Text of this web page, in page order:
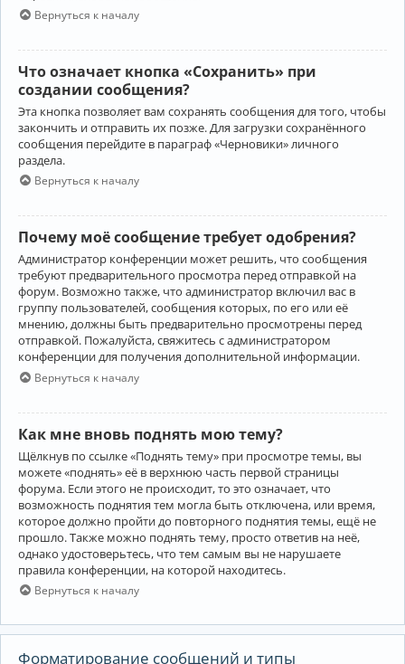
Вернуться к началу
Что означает кнопка «Сохранить» при
создании сообщения?
Эта кнопка позволяет вам сохранять сообщения для того, чтобы
закончить и отправить их позже. Для загрузки сохранённого
сообщения перейдите в параграф «Черновики» личного
раздела.
Вернуться к началу
Почему моё сообщение требует одобрения?
Администратор конференции может решить, что сообщения
требуют предварительного просмотра перед отправкой на
форум. Возможно также, что администратор включил вас в
группу пользователей, сообщения которых, по его или её
мнению, должны быть предварительно просмотрены перед
отправкой. Пожалуйста, свяжитесь с администратором
конференции для получения дополнительной информации.
Вернуться к началу
Как мне вновь поднять мою тему?
Щёлкнув по ссылке «Поднять тему» при просмотре темы, вы
можете «поднять» её в верхнюю часть первой страницы
форума. Если этого не происходит, то это означает, что
возможность поднятия тем могла быть отключена, или время,
которое должно пройти до повторного поднятия темы, ещё не
прошло. Также можно поднять тему, просто ответив на неё,
однако удостоверьтесь, что тем самым вы не нарушаете
правила конференции, на которой находитесь.
Вернуться к началу
Форматирование сообщений и типы